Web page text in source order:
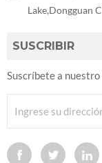
Lake,Dongguan
SUSCRIBIR
Suscríbete a